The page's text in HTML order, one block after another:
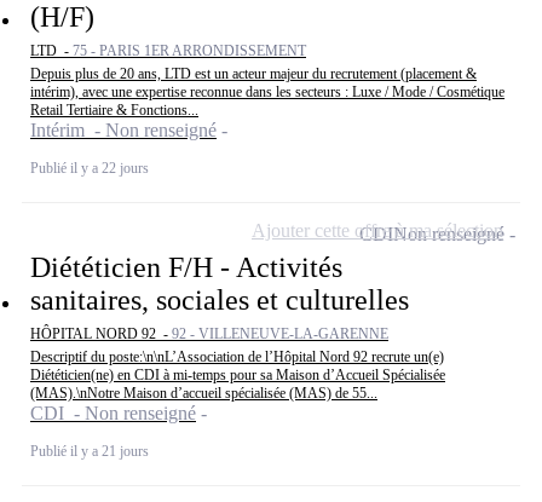
(H/F)
LTD - 75 - PARIS 1ER ARRONDISSEMENT
Depuis plus de 20 ans, LTD est un acteur majeur du recrutement (placement &
intérim), avec une expertise reconnue dans les secteurs : Luxe / Mode / Cosmétique
Retail Tertiaire & Fonctions...
Intérim - Non renseigné
Publié il y a 22 jours
Diététicien F/H - Activités
sanitaires, sociales et culturelles
HÔPITAL NORD 92 - 92 - VILLENEUVE-LA-GARENNE
Descriptif du poste:\n\nL’Association de l’Hôpital Nord 92 recrute un(e)
Diététicien(ne) en CDI à mi-temps pour sa Maison d’Accueil Spécialisée
(MAS).\nNotre Maison d’accueil spécialisée (MAS) de 55...
CDI - Non renseigné
Publié il y a 21 jours
CDINon renseigné
Ajouter cette offre à ma sélection